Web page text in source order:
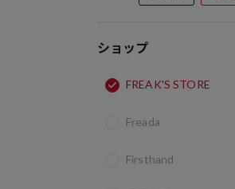
ショップ
FREAK'S STORE
Freada
Firsthand